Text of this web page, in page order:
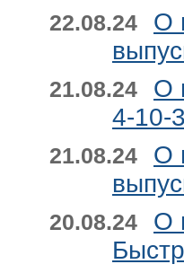
22.08.24
О
21.08.24
О
4-10-
21.08.24
О
20.08.24
О